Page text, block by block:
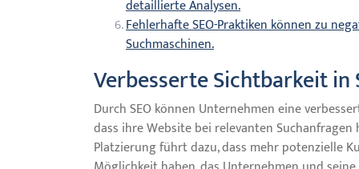
detaillierte Analysen.
Fehlerhafte SEO-Praktiken können zu
Suchmaschinen.
Verbesserte Sichtbarkeit in
Durch SEO können Unternehmen eine
dass ihre Website bei relevanten
Platzierung führt dazu, dass mehr potenzielle